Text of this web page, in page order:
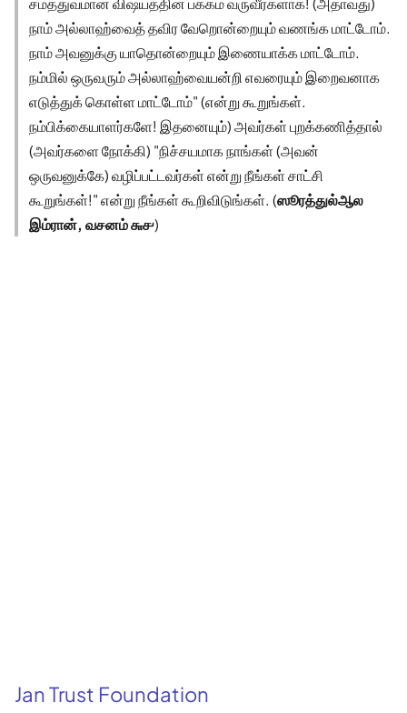
நாம் அல்லாஹ்வைத் தவிர வேறொன்றையும் வணங்க மாட்டோம்.
நாம் அவனுக்கு யாதொன்றையும் இணையாக்க மாட்டோம்.
நம்மில் ஒருவரும் அல்லாஹ்வையன்றி எவரையும் இறைவனாக
எடுத்துக் கொள்ள மாட்டோம்" (என்று கூறுங்கள்.
நம்பிக்கையாளர்களே! இதனையும்) அவர்கள் புறக்கணித்தால்
(அவர்களை நோக்கி) "நிச்சயமாக நாங்கள் (அவன்
ஒருவனுக்கே) வழிப்பட்டவர்கள் என்று நீங்கள் சாட்சி
கூறுங்கள்!" என்று நீங்கள் கூறிவிடுங்கள். (ஸூரத்துல்ஆல
இம்ரான், வசனம் ௬௪)
Jan Trust Foundation